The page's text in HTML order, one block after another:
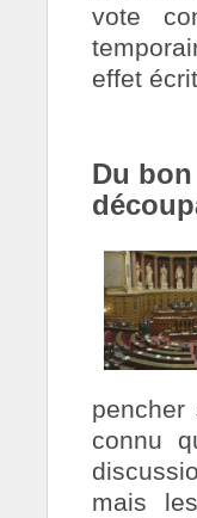
vote
effet
Du
pencher
connu
mais